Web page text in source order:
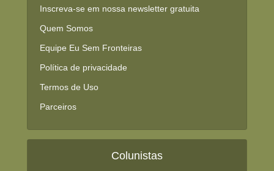
Inscreva-se em nossa newsletter gratuita
Quem Somos
Equipe Eu Sem Fronteiras
Política de privacidade
Termos de Uso
Parceiros
Colunistas